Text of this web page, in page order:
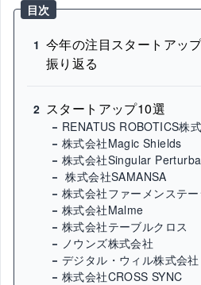
目次
1 今年の注目スタートアッ
振り返る
2 スタートアップ10選
RENATUS ROBOTICS株
株式会社Magic Shields
株式会社Singular
株式会社SAMANSA
株式会社ファーメンステ
株式会社Malme
株式会社テーブルクロス
ノウンズ株式会社
デジタル・ウィル株式会社
株式会社CROSS SYNC